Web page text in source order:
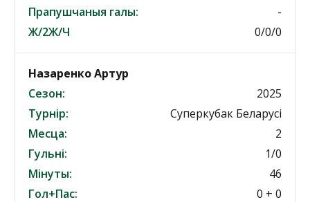
Прапушчаныя галы:
-
Ж/2Ж/Ч
0/0/0
Назаренко Артур
Сезон:
2025
Турнір:
Суперкубак Беларусі
Месца:
2
Гульні:
1/0
Мінуты:
46
Гол+Пас:
0 + 0